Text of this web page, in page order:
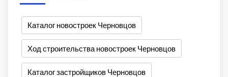
Каталог новостроек Черновцов
Ход строительства новостроек Черновцов
Каталог застройщиков Черновцов